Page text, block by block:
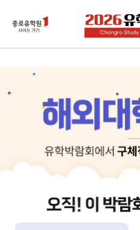
2026 유학박람
프
전체
어
학
전